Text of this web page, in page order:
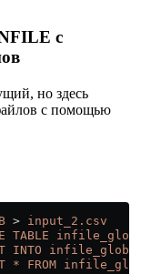
с
но здесь
с помощью
> input_2.csv
TABLE
INTO infile_globs
* FROM